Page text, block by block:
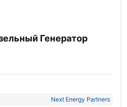
Генератор
Next Energy Partners